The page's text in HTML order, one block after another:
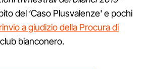
del ‘Caso Plusvalenze' e pochi
rinvio a giudizio della Procura di
bianconero.